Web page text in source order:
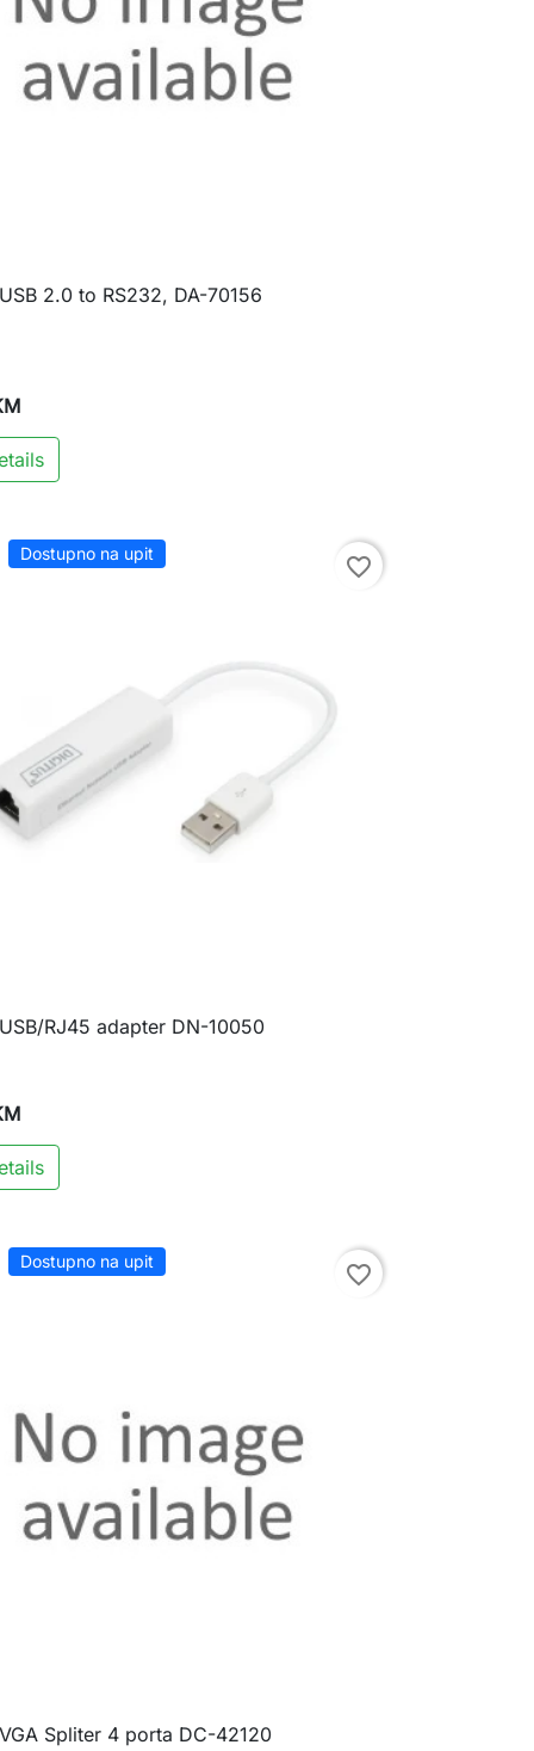
 Brzi pregled
2.0 to RS232, DA-70156
Dostupno na upit favorite_border
 Brzi pregled
RJ45 adapter DN-10050
Dostupno na upit favorite_border
 Brzi pregled
Spliter 4 porta DC-42120